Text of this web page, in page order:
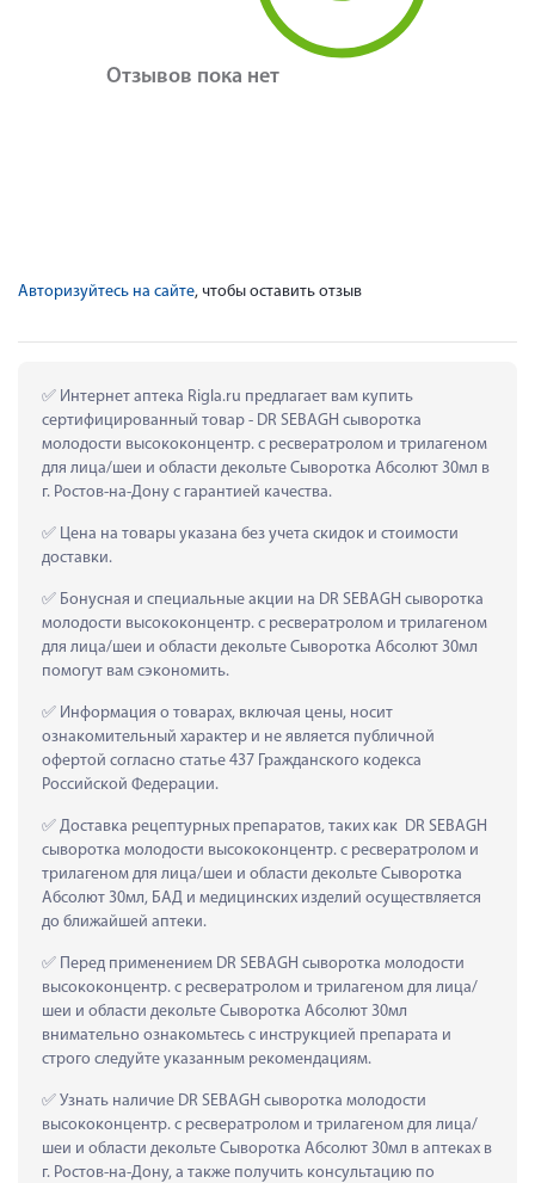
Отзывов пока нет
Авторизуйтесь на сайте, чтобы оставить отзыв
Интернет аптека Rigla.ru предлагает вам купить
сертифицированный товар - DR SEBAGH сыворотка
молодости высококонцентр. с ресвератролом и трилагеном
для лица/шеи и области декольте Сыворотка Абсолют 30мл в
г. Ростов-на-Дону с гарантией качества.
Цена на товары указана без учета скидок и стоимости
доставки.
Бонусная и специальные акции на DR SEBAGH сыворотка
молодости высококонцентр. с ресвератролом и трилагеном
для лица/шеи и области декольте Сыворотка Абсолют 30мл
помогут вам сэкономить.
Информация о товарах, включая цены, носит
ознакомительный характер и не является публичной
офертой согласно статье 437 Гражданского кодекса
Российской Федерации.
Доставка рецептурных препаратов, таких как  DR SEBAGH
сыворотка молодости высококонцентр. с ресвератролом и
трилагеном для лица/шеи и области декольте Сыворотка
Абсолют 30мл, БАД и медицинских изделий осуществляется
до ближайшей аптеки.
Перед применением DR SEBAGH сыворотка молодости
высококонцентр. с ресвератролом и трилагеном для лица/
шеи и области декольте Сыворотка Абсолют 30мл
внимательно ознакомьтесь с инструкцией препарата и
строго следуйте указанным рекомендациям.
Узнать наличие DR SEBAGH сыворотка молодости
высококонцентр. с ресвератролом и трилагеном для лица/
шеи и области декольте Сыворотка Абсолют 30мл в аптеках в
г. Ростов-на-Дону, а также получить консультацию по